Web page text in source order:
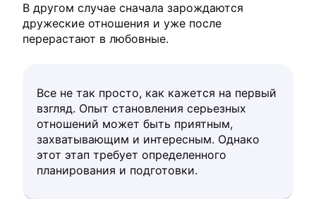
В другом случае сначала зарождаются
дружеские отношения и уже после
перерастают в любовные.
Все не так просто, как кажется на первый
взгляд. Опыт становления серьезных
отношений может быть приятным,
захватывающим и интересным. Однако
этот этап требует определенного
планирования и подготовки.